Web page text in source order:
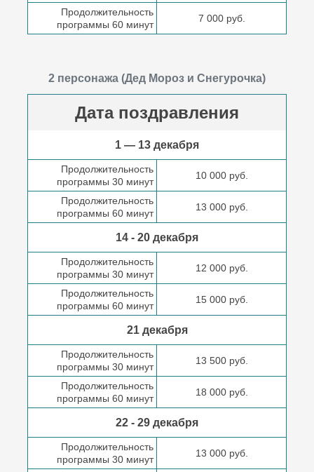
Продолжительность
программы 60 минут
7 000 руб.
2 персонажа (Дед Мороз и Снегурочка)
Дата поздравления
1 — 13 декабря
Продолжительность
программы 30 минут
10 000 руб.
Продолжительность
программы 60 минут
13 000 руб.
14 - 20 декабря
Продолжительность
программы 30 минут
12 000 руб.
Продолжительность
программы 60 минут
15 000 руб.
21 декабря
Продолжительность
программы 30 минут
13 500 руб.
Продолжительность
программы 60 минут
18 000 руб.
22 - 29 декабря
Продолжительность
программы 30 минут
13 000 руб.